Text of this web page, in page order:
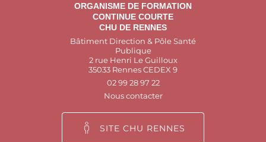
ORGANISME DE FORMATION
CONTINUE COURTE
CHU DE RENNES
Bâtiment Direction & Pôle Santé
Publique
2 rue Henri Le Guilloux
35033 Rennes CEDEX 9
02 99 28 97 22
Nous contacter
SITE CHU RENNES